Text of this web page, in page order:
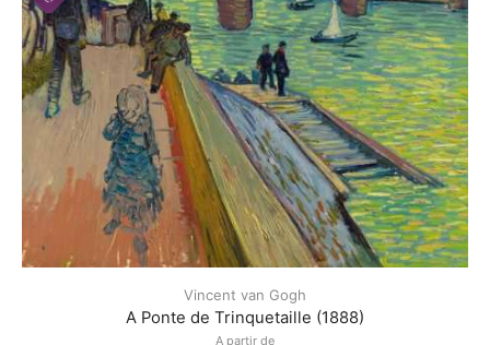
Vincent van Gogh
A Ponte de Trinquetaille (1888)
A partir de